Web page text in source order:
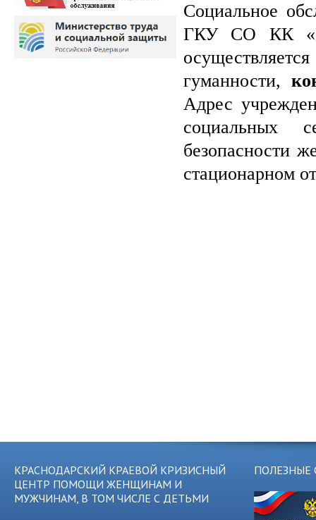
Социальное
ГКУ СО КК
гуманности,
Адрес
социальных
безопасности
стационарном
КРАСНОДАРСКИЙ КРАЕВОЙ КРИЗИСНЫЙ
ЦЕНТР ПОМОЩИ ЖЕНЩИНАМ И
МУЖЧИНАМ, В ТОМ ЧИСЛЕ С ДЕТЬМИ
ПОЛЕЗНЫЕ